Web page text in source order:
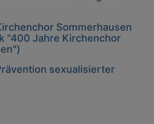
Sommerhausen
"400 Jahre Kirchenchor
sexualisierter